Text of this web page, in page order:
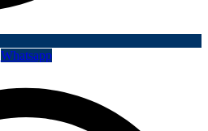
Whatsapp